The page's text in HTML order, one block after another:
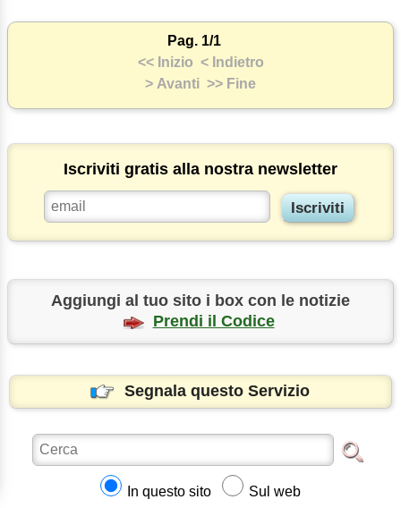
Pag. 1/1
<< Inizio < Indietro
> Avanti >> Fine
Iscriviti gratis alla nostra newsletter
Aggiungi al tuo sito i box con le notizie
Prendi il Codice
Segnala questo Servizio
In questo sito Sul web